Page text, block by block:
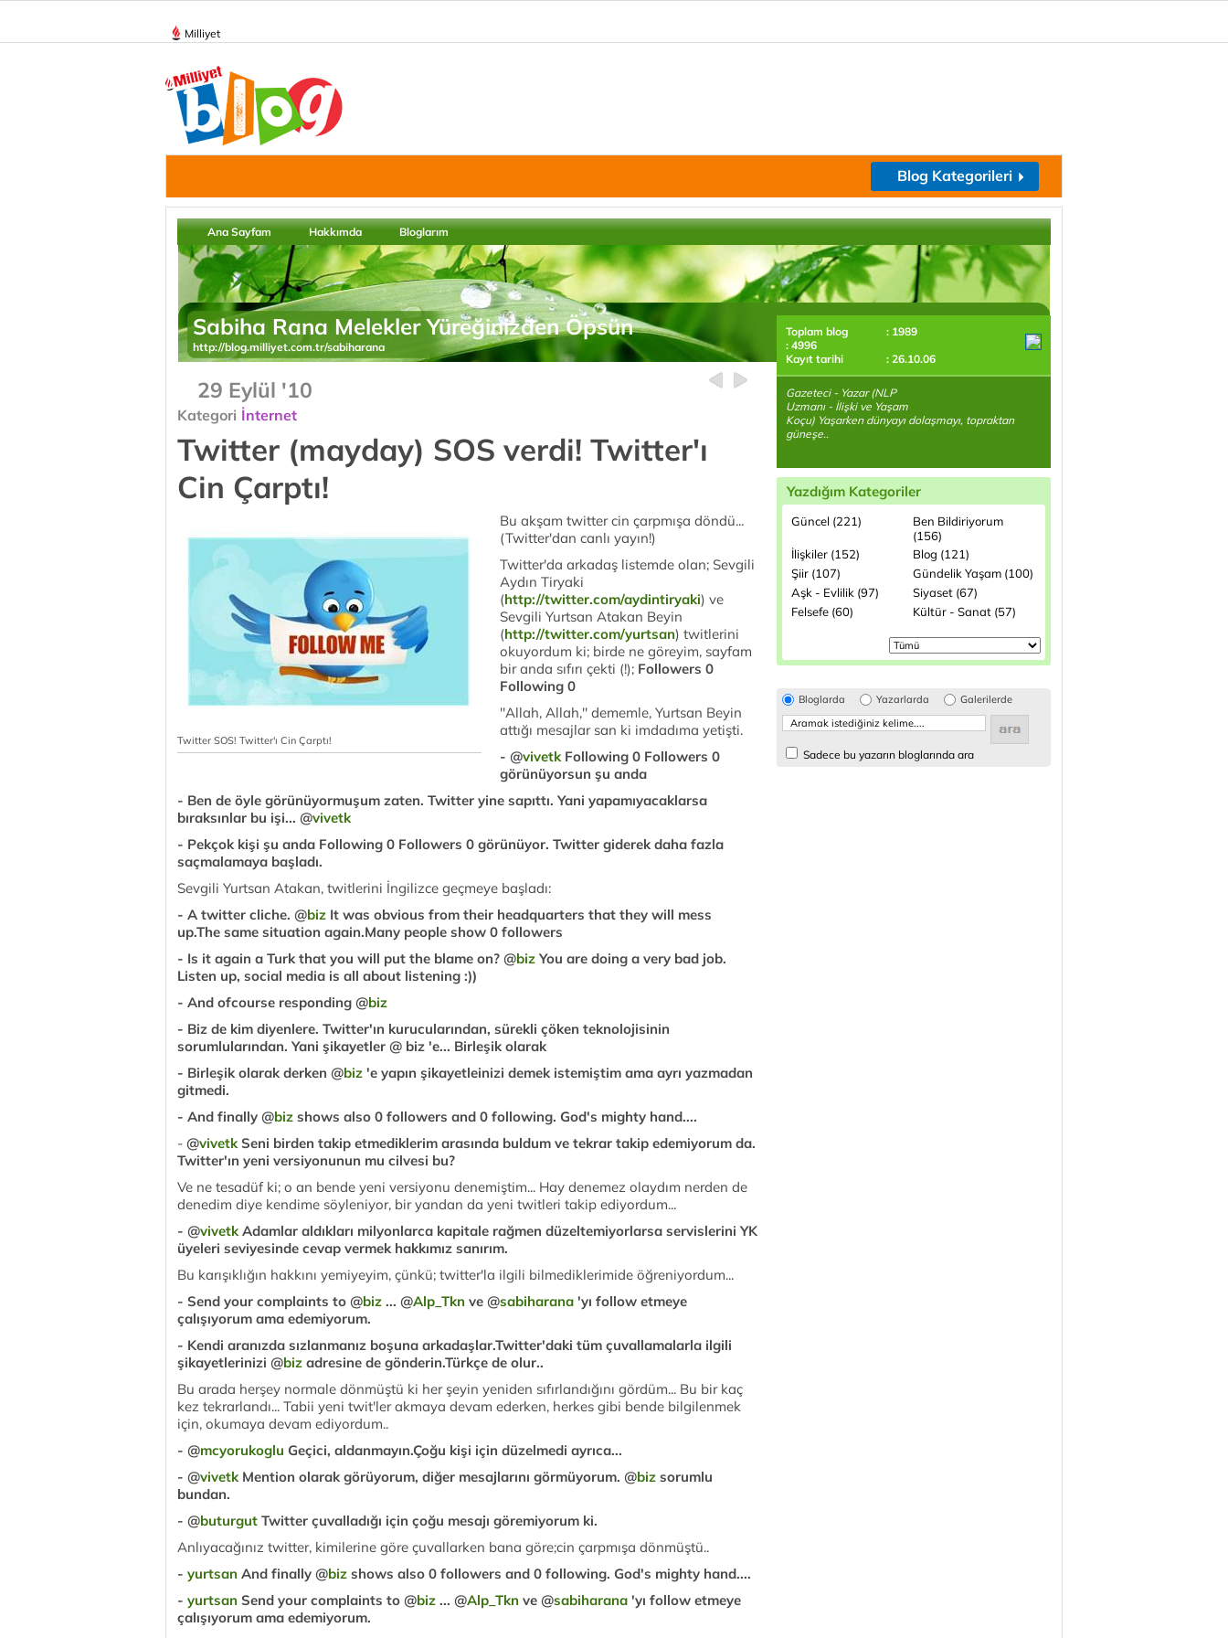
Milliyet
Blog Kategorileri
Ana Sayfam Hakkımda Bloglarım
Sabiha Rana Melekler Yüreğinizden Öpsün
http://blog.milliyet.com.tr/sabiharana
29 Eylül '10
Kategori İnternet
Twitter (mayday) SOS verdi! Twitter'ı
Cin Çarptı!
Twitter SOS! Twitter'ı Cin Çarptı!
Bu akşam twitter cin çarpmışa döndü...
(Twitter'dan canlı yayın!)
Twitter'da arkadaş listemde olan; Sevgili
Aydın Tiryaki
(http://twitter.com/aydintiryaki) ve
Sevgili Yurtsan Atakan Beyin
(http://twitter.com/yurtsan) twitlerini
okuyordum ki; birde ne göreyim, sayfam
bir anda sıfırı çekti (!); Followers 0
Following 0
''Allah, Allah,'' dememle, Yurtsan Beyin
attığı mesajlar san ki imdadıma yetişti.
- @vivetkFollowing 0 Followers 0
görünüyorsun şu anda
- Ben de öyle görünüyormuşum zaten. Twitter yine sapıttı. Yani yapamıyacaklarsa
bıraksınlar bu işi... @vivetk
- Pekçok kişi şu anda Following 0 Followers 0 görünüyor. Twitter giderek daha fazla
saçmalamaya başladı.
Sevgili Yurtsan Atakan, twitlerini İngilizce geçmeye başladı:
- A twitter cliche. @biz It was obvious from their headquarters that they will mess
up.The same situation again.Many people show 0 followers
- Is it again a Turk that you will put the blame on? @biz You are doing a very bad job.
Listen up, social media is all about listening :))
- And ofcourse responding @biz
- Biz de kim diyenlere. Twitter'ın kurucularından, sürekli çöken teknolojisinin
sorumlularından. Yani şikayetler @ biz 'e... Birleşik olarak
- Birleşik olarak derken @biz 'e yapın şikayetleinizi demek istemiştim ama ayrı yazmadan
gitmedi.
- And finally @biz shows also 0 followers and 0 following. God's mighty hand....
- @vivetkSeni birden takip etmediklerim arasında buldum ve tekrar takip edemiyorum da.
Twitter'ın yeni versiyonunun mu cilvesi bu?
Ve ne tesadüf ki; o an bende yeni versiyonu denemiştim... Hay denemez olaydım nerden de
denedim diye kendime söyleniyor, bir yandan da yeni twitleri takip ediyordum...
- @vivetkAdamlar aldıkları milyonlarca kapitale rağmen düzeltemiyorlarsa servislerini YK
üyeleri seviyesinde cevap vermek hakkımız sanırım.
Bu karışıklığın hakkını yemiyeyim, çünkü; twitter'la ilgili bilmediklerimide öğreniyordum...
- Send your complaints to @biz ... @Alp_Tkn ve @sabiharana 'yı follow etmeye
çalışıyorum ama edemiyorum.
- Kendi aranızda sızlanmanız boşuna arkadaşlar.Twitter'daki tüm çuvallamalarla ilgili
şikayetlerinizi @biz adresine de gönderin.Türkçe de olur..
Bu arada herşey normale dönmüştü ki her şeyin yeniden sıfırlandığını gördüm... Bu bir kaç
kez tekrarlandı... Tabii yeni twit'ler akmaya devam ederken, herkes gibi bende bilgilenmek
için, okumaya devam ediyordum..
- @mcyorukoglu Geçici, aldanmayın.Çoğu kişi için düzelmedi ayrıca...
- @vivetkMention olarak görüyorum, diğer mesajlarını görmüyorum. @biz sorumlu
bundan.
- @buturgut Twitter çuvalladığı için çoğu mesajı göremiyorum ki.
Anlıyacağınız twitter, kimilerine göre çuvallarken bana göre;cin çarpmışa dönmüştü..
- yurtsan And finally @biz shows also 0 followers and 0 following. God's mighty hand....
- yurtsan Send your complaints to @biz ... @Alp_Tkn ve @sabiharana 'yı follow etmeye
çalışıyorum ama edemiyorum.
Toplam blog
: 1989
: 4996
Kayıt tarihi
: 26.10.06
Gazeteci - Yazar (NLP
Uzmanı - İlişki ve Yaşam
Koçu) Yaşarken dünyayı dolaşmayı, topraktan
güneşe..
Yazdığım Kategoriler
Güncel (221) Ben Bildiriyorum
(156)
İlişkiler (152)
Blog (121)
Şiir (107)
Gündelik Yaşam (100)
Aşk - Evlilik (97)
Siyaset (67)
Felsefe (60)
Kültür - Sanat (57)
Bloglarda Yazarlarda Galerilerde
Sadece bu yazarın bloglarında ara